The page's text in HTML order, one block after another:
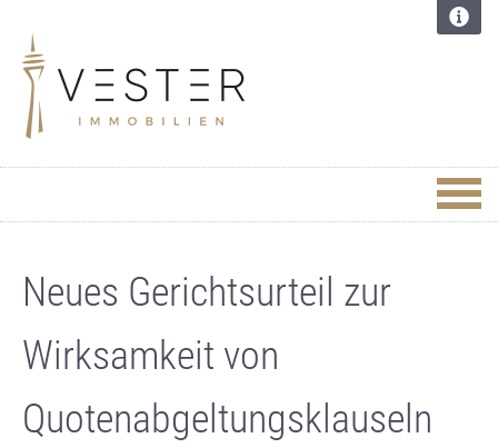
Neues Gerichtsurteil zur
Wirksamkeit von
Quotenabgeltungsklauseln